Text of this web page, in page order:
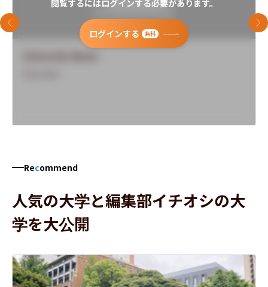
閲覧するにはログインする必要があります。
ログインする 無料
前のスライド 次
Recommend
人気の大学と編集部イチオシの大
学を大公開